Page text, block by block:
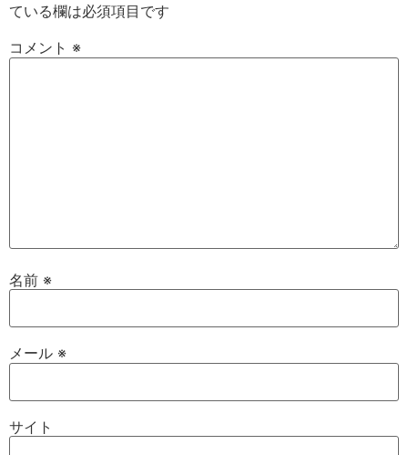
ている欄は必須項目です
コメント ※
名前 ※
メール ※
サイト